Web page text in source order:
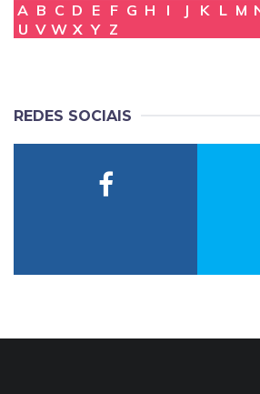
A B C D E F G H I J K L M
U V W X Y Z
REDES SOCIAIS